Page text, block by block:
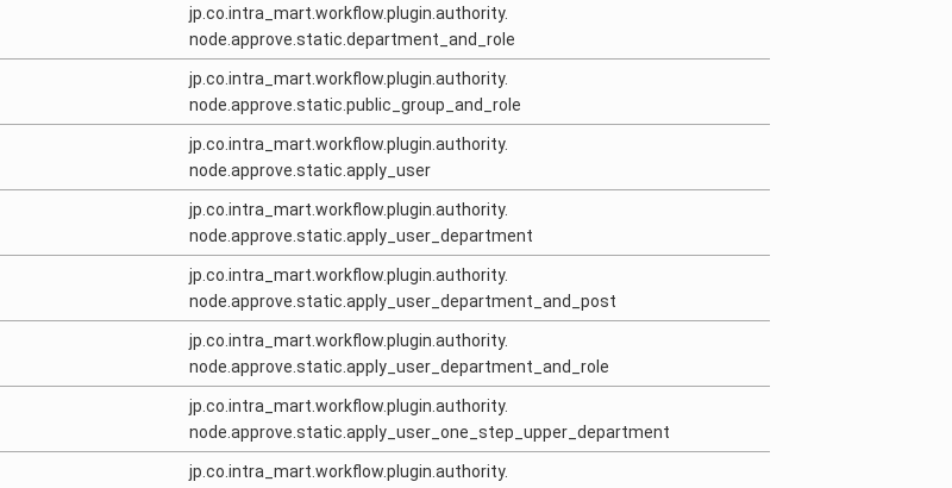
jp.co.intra_mart.workflow.plugin.authority.
node.approve.static.department_and_role
jp.co.intra_mart.workflow.plugin.authority.
node.approve.static.public_group_and_role
jp.co.intra_mart.workflow.plugin.authority.
node.approve.static.apply_user
jp.co.intra_mart.workflow.plugin.authority.
node.approve.static.apply_user_department
jp.co.intra_mart.workflow.plugin.authority.
node.approve.static.apply_user_department_and_post
jp.co.intra_mart.workflow.plugin.authority.
node.approve.static.apply_user_department_and_role
jp.co.intra_mart.workflow.plugin.authority.
node.approve.static.apply_user_one_step_upper_department
jp.co.intra_mart.workflow.plugin.authority.